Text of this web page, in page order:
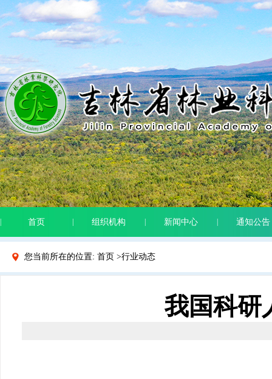
首页 组织机构 新闻中心 通知公告
您当前所在的位置: 首页 >行业动态
我国科研